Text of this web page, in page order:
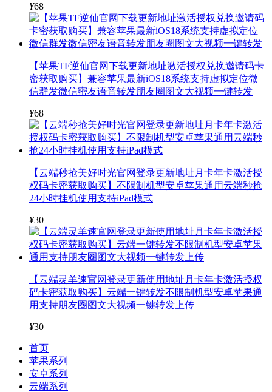
¥68
【苹果TF逆仙官网下载更新地址激活授权兑换邀请码卡
密获取购买】兼容苹果最新iOS18系统支持虚拟定位微
信群发微信密友语音转发朋友圈图文大视频一键转发
¥68
【云端秒抢美好时光官网登录更新地址月卡年卡激活授
权码卡密获取购买】不限制机型安卓苹果通用云端秒抢
24小时挂机使用支持iPad模式
¥30
【云端灵羊速官网登录更新使用地址月卡年卡激活授权
码卡密获取购买】云端一键转发不限制机型安卓苹果通
用支持朋友圈图文大视频一键转发上传
¥30
首页
苹果系列
安卓系列
云端系列